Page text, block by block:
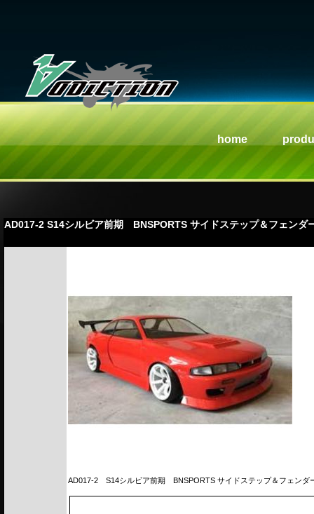
home
AD017-2 S14シルビア前期 BNSPORTS サイドステップ＆フェンダ
AD017-2 S14シルビア前期 BNSPORTS サイドステップ＆フェンダ